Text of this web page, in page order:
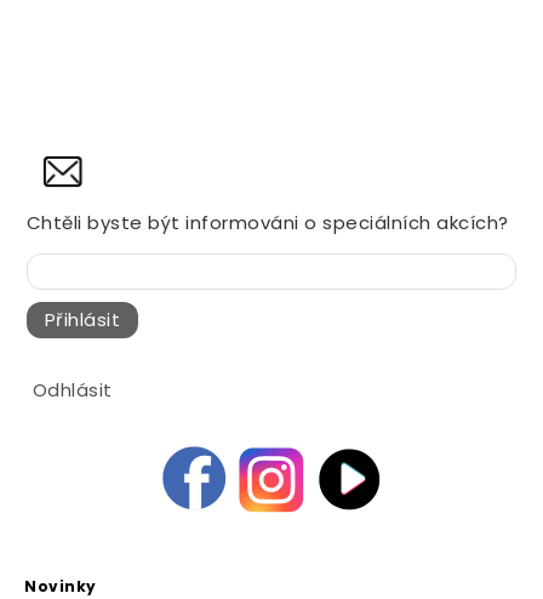
Chtěli byste být informováni o speciálních akcích?
Přihlásit
Odhlásit
Novinky